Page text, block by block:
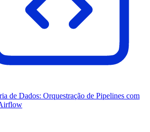
de Dados: Orquestração de Pipelines com